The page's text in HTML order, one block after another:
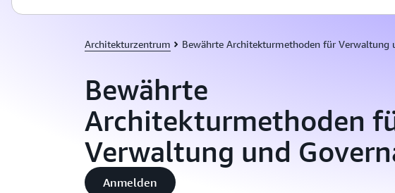
Architekturzentrum Bewährte Architekturmethoden für Verwaltung
Bewährte
Architekturmethoden
Verwaltung und
Anmelden